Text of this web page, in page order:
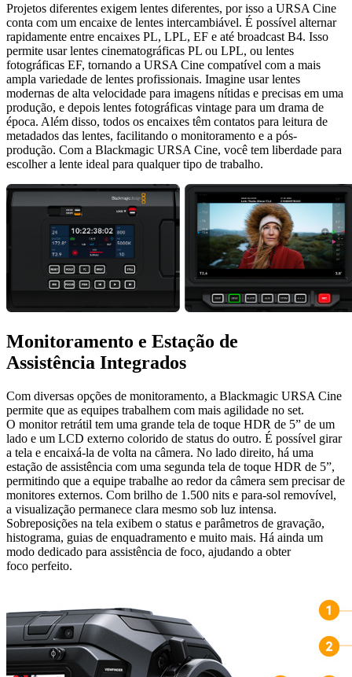
Projetos diferentes exigem lentes diferentes, por isso a URSA Cine
conta com um encaixe de lentes intercambiável. É possível alternar
rapidamente entre encaixes PL, LPL, EF e até broadcast B4. Isso
permite usar lentes cinematográficas PL ou LPL, ou lentes
fotográficas EF, tornando a URSA Cine compatível com a mais
ampla variedade de lentes profissionais. Imagine usar lentes
modernas de alta velocidade para imagens nítidas e precisas em uma
produção, e depois lentes fotográficas vintage para um drama de
época. Além disso, todos os encaixes têm contatos para leitura de
metadados das lentes, facilitando o monitoramento e a pós-
produção. Com a Blackmagic URSA Cine, você tem liberdade para
escolher a lente ideal para qualquer tipo de trabalho.
Monitoramento e Estação de
Assistência Integrados
Com diversas opções de monitoramento, a Blackmagic URSA Cine
permite que as equipes trabalhem com mais agilidade no set.
O monitor retrátil tem uma grande tela de toque HDR de 5” de um
lado e um LCD externo colorido de status do outro. É possível girar
a tela e encaixá-la de volta na câmera. No lado direito, há uma
estação de assistência com uma segunda tela de toque HDR de 5”,
permitindo que a equipe trabalhe ao redor da câmera sem precisar de
monitores externos. Com brilho de 1.500 nits e para-sol removível,
a visualização permanece clara mesmo sob luz intensa.
Sobreposições na tela exibem o status e parâmetros de gravação,
histograma, guias de enquadramento e muito mais. Há ainda um
modo dedicado para assistência de foco, ajudando a obter
foco perfeito.